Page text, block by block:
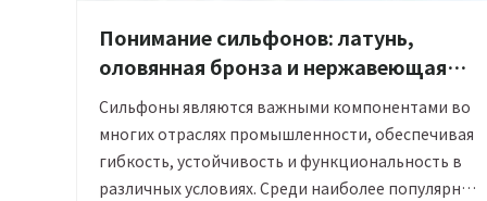
Понимание сильфонов: латунь,
оловянная бронза и нержавеющая
сталь
Сильфоны являются важными компонентами во
многих отраслях промышленности, обеспечивая
гибкость, устойчивость и функциональность в
различных условиях. Среди наиболее популярных